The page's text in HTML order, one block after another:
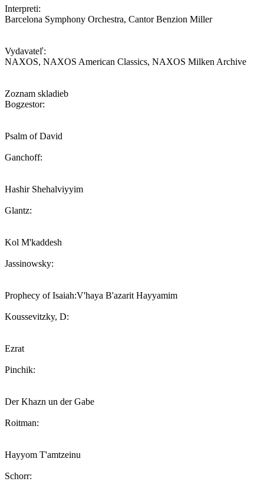
Interpreti:
Barcelona Symphony Orchestra, Cantor Benzion Miller
Vydavateľ:
NAXOS, NAXOS American Classics, NAXOS Milken Archive
Zoznam skladieb
Bogzestor:
Psalm of David
Ganchoff:
Hashir Shehalviyyim
Glantz:
Kol M'kaddesh
Jassinowsky:
Prophecy of Isaiah:V'haya B'azarit Hayyamim
Koussevitzky, D:
Ezrat
Pinchik:
Der Khazn un der Gabe
Roitman:
Hayyom T'amtzeinu
Schorr: